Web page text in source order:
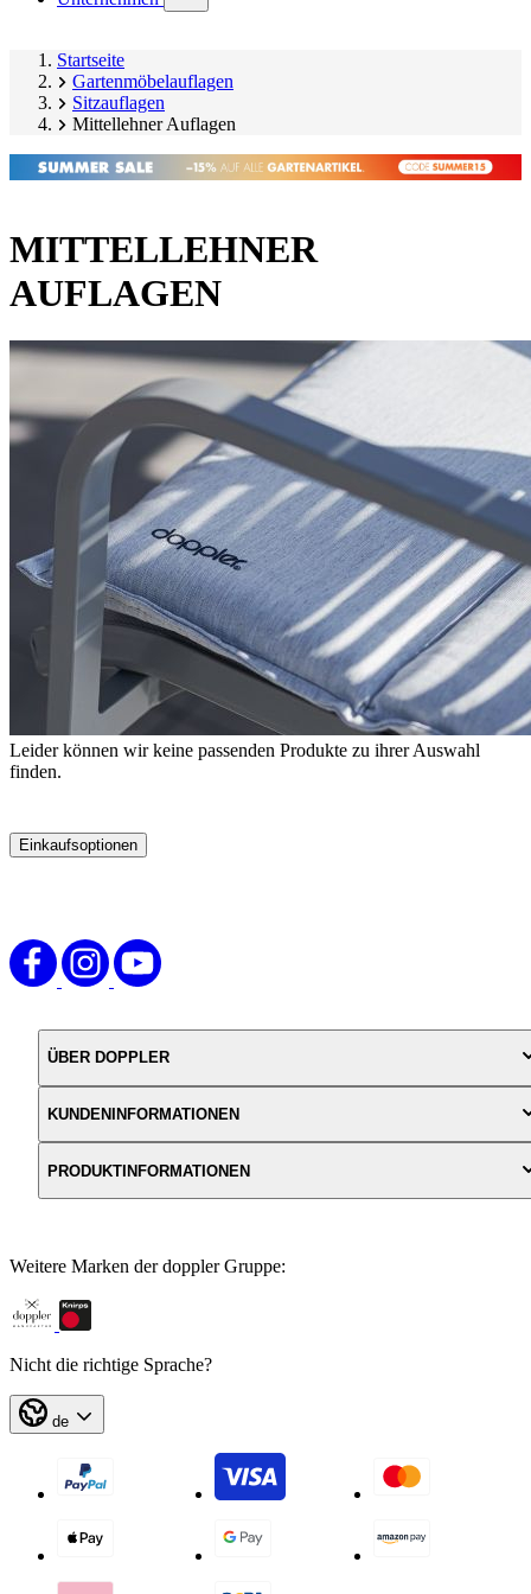
submenu)
Startseite
Gartenmöbelauflagen
Sitzauflagen
Mittellehner Auflagen
MITTELLEHNER
AUFLAGEN
Einkaufsoptionen
Leider können wir keine passenden Produkte zu ihrer Auswahl
finden.
ÜBER DOPPLER
KUNDENINFORMATIONEN
PRODUKTINFORMATIONEN
Weitere Marken der doppler Gruppe:
Nicht die richtige Sprache?
de